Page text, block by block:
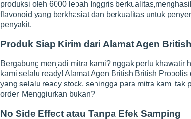
produksi oleh 6000 lebah Inggris
flavonoid yang berkhasiat dan berkualitas untuk
penyakit.
Produk Siap Kirim dari Alamat Agen
Bergabung menjadi mitra kami? nggak perlu khawatir
kami selalu ready! Alamat Agen British British
yang selalu ready stock, sehingga para mitra kami tak
order. Menggiurkan bukan?
No Side Effect atau Tanpa Efek Samping